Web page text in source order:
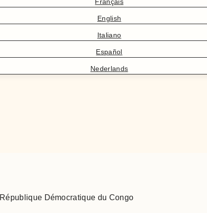
English
Italiano
Español
Nederlands
République Démocratique du Congo